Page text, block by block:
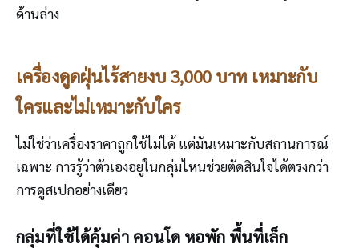
ด้านล่าง
เครื่องดูดฝุ่นไร้สายงบ 3,000 บาท เหมาะกับ
ใครและไม่เหมาะกับใคร
ไม่ใช่ว่าเครื่องราคาถูกใช้ไม่ได้ แต่มันเหมาะกับสถานการณ์
เฉพาะ การรู้ว่าตัวเองอยู่ในกลุ่มไหนช่วยตัดสินใจได้ตรงกว่า
การดูสเปกอย่างเดียว
กลุ่มที่ใช้ได้คุ้มค่า คอนโด หอพัก พื้นที่เล็ก